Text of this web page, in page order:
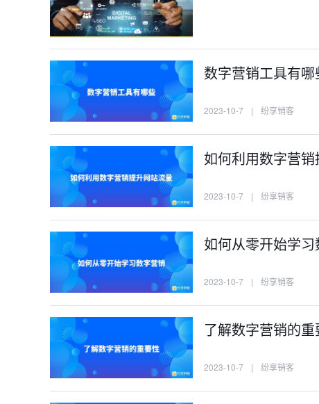
数字营销工具有
2023-10-7 | 纷享销客
如何利用数字营
2023-10-7 | 纷享销客
如何从零开始学
2023-10-7 | 纷享销客
了解数字营销的
2023-10-7 | 纷享销客